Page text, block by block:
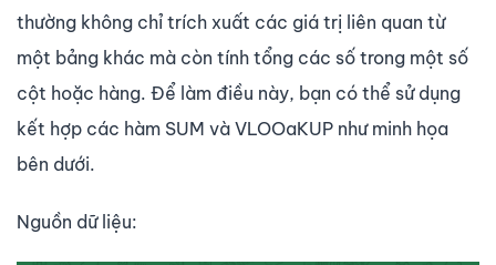
thường không chỉ trích xuất các giá trị liên quan từ
một bảng khác mà còn tính tổng các số trong một số
cột hoặc hàng. Để làm điều này, bạn có thể sử dụng
kết hợp các hàm SUM và VLOOaKUP như minh họa
bên dưới.
Nguồn dữ liệu: